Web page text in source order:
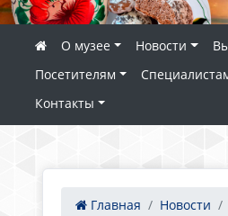
О музее Новости
Посетителям
Контакты
Главная Новости